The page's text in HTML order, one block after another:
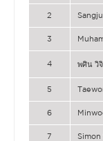
2
3
4 พศิน วิ
5
6
7 Simon